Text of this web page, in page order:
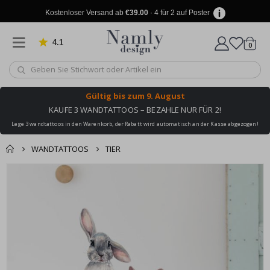
Kostenloser Versand ab €39.00· 4 für 2 auf Poster
4.1 von 1030 Bewertungen
Wagen
0
Gültig bis zum 9. August
KAUFE 3 WANDTATTOOS – BEZAHLE NUR FÜR 2!
Lege 3 wandtattoos in den Warenkorb, der Rabatt wird automatisch an der Kasse abgezogen!
WANDTATTOOS TIER
Produkt zum
Warenkorb
hinzugefügt ✔️
Kostenloser Versand